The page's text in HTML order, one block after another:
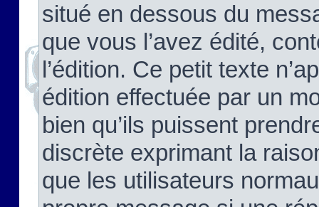
situé en dessous du
que vous l’avez édité,
l’édition. Ce petit texte
édition effectuée par un
bien qu’ils puissent
discrète exprimant la
que les utilisateurs